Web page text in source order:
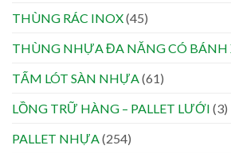
THÙNG RÁC INOX(45)
THÙNG NHỰA ĐA NĂNG CÓ BÁNH
TẤM LÓT SÀN NHỰA(61)
LỒNG TRỮ HÀNG – PALLET LƯỚI (3)
PALLET NHỰA(254)